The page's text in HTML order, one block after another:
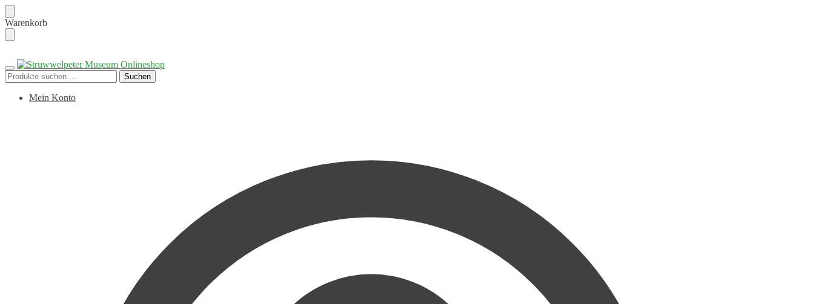
Skip
to
navigation
Skip
to
content
Warenkorb
Suchen
nach:
Suchen
Mein Konto